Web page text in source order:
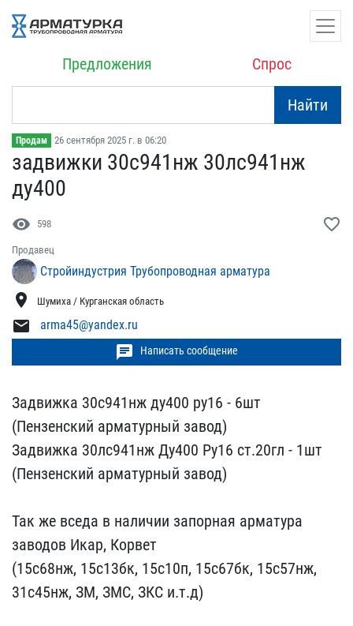
Предложения Спрос
Найти
Продам 26 сентября 2025 г. в 06:20
задвижки 30с941нж 30лс94​1нж
ду400
visibility 598 favorite_border
Продавец
Стройиндустрия Трубопроводная арматура
location_on Шумиха / Курганская область
mail arma45@yandex.ru
chat Написать сообщение
Задвижка 30с941нж ду400 ​ру16 - 6шт
(Пензенский а​рматурный завод)
Задвижк​а 30лс941нж Ду400 Ру16 с​т.20гл - 1шт
(Пензенски​й арматурный завод)
Так​ же вседа в наличии запо​рная арматура
заводов Ик​ар, Корвет
(15с68нж, 15с​13бк, 15с10п, 15с67бк, 1​5с57нж,
31с45нж, ЗМ, ЗМС​, ЗКС и.т.д)